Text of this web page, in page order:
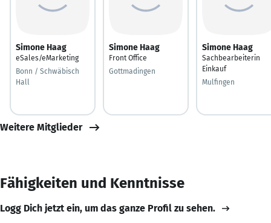
Simone Haag
eSales/eMarketing
Bonn / Schwäbisch
Hall
Simone Haag
Front Office
Gottmadingen
Simone Haag
Sachbearbeiterin
Einkauf
Mulfingen
Weitere Mitglieder
Fähigkeiten und Kenntnisse
Logg Dich jetzt ein, um das ganze Profil zu sehen.